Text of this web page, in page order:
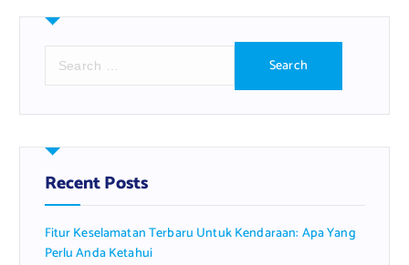
r
h
f
o
:
Recent Posts
Fitur Keselamatan Terbaru Untuk Kendaraan: Apa Yang
Perlu Anda Ketahui